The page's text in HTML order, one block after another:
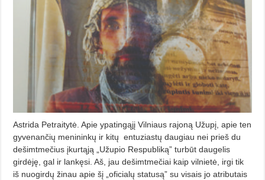
Astrida Petraitytė. Apie ypatingąjį Vilniaus rajoną Užupį, apie ten
gyvenančių menininkų ir kitų entuziastų daugiau nei prieš du
dešimtmečius įkurtąją „Užupio Respubliką” turbūt daugelis
girdėję, gal ir lankęsi. Aš, jau dešimtmečiai kaip vilnietė, irgi tik
iš nuogirdų žinau apie šį „oficialų statusą” su visais jo atributais